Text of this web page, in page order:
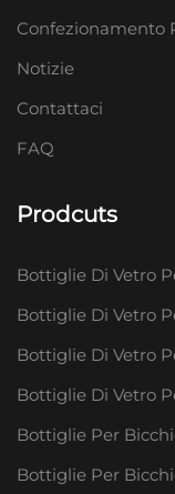
Confezionamento
Notizie
Contattaci
FAQ
Prodcuts
Bottiglie Di Vetro
Bottiglie Di Vetro
Bottiglie Di Vetro
Bottiglie Di Vetro
Bottiglie Per
Bottiglie Per